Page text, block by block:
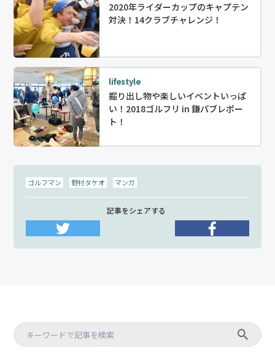
2020年ライダーカップのキャプテン
対決！14クラブチャレンジ！
lifestyle
掘り出し物や楽しいイベントいっぱ
い！2018ゴルフリ in 鎌パブレポー
ト！
ゴルフマン 野村タケオ マンガ
記事をシェアする